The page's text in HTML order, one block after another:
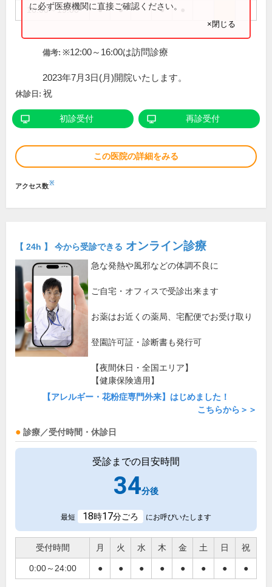
16:00～19:00 ● ● ●
に必ず医療機関に直接ご確認ください。
×閉じる
備考: ※12:00～16:00は訪問診療
2023年7月3日(月)開院いたします。
休診日: 祝
初診受付 再診受付
この医院の詳細をみる
アクセス数※
【 24h 】 今から受診できる オンライン診療
急な発熱や風邪などの体調不良に
ご自宅・オフィスで受診出来ます
お薬はお近くの薬局、宅配便でお受け取り
登園許可証・診断書も発行可
【夜間休日・全国エリア】
【健康保険適用】
【アレルギー・花粉症専門外来】はじめました！
こちらから＞＞
診療／受付時間・休診日
受診までの目安時間
34分後
最短 18時17分ごろ にお呼びいたします
受付時間 月 火 水 木 金 土 日 祝
0:00～24:00 ● ● ● ● ● ● ● ●